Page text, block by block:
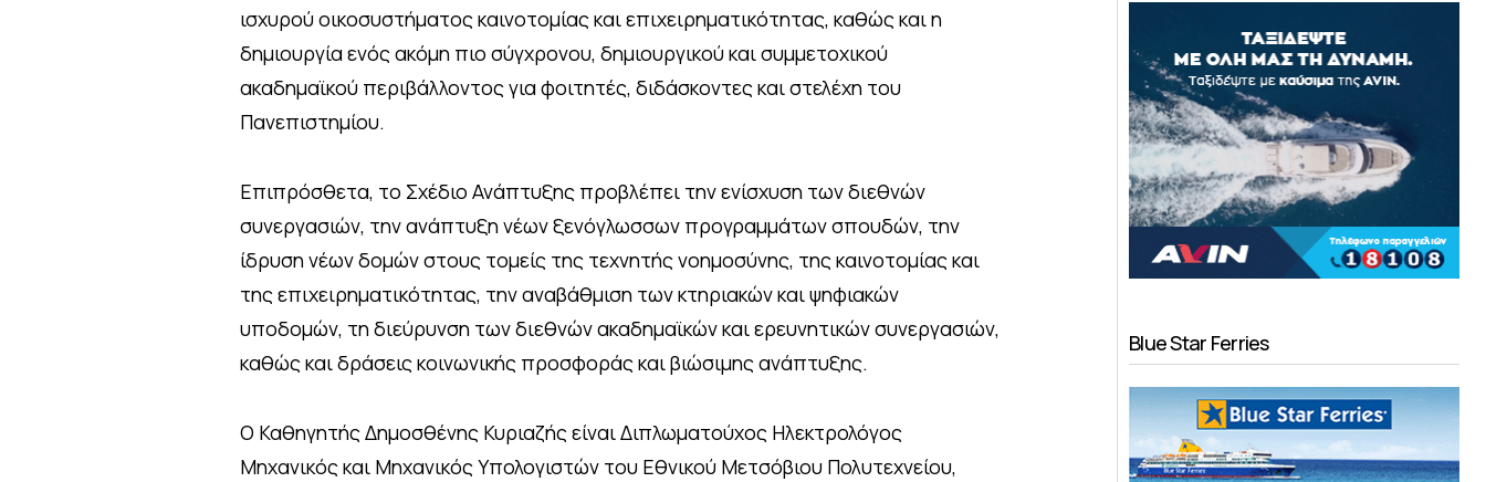
ισχυρού οικοσυστήματος καινοτομίας και επιχειρηματικότητας, καθώς και η
δημιουργία ενός ακόμη πιο σύγχρονου, δημιουργικού και συμμετοχικού
ακαδημαϊκού περιβάλλοντος για φοιτητές, διδάσκοντες και στελέχη του
Πανεπιστημίου.
Επιπρόσθετα, το Σχέδιο Ανάπτυξης προβλέπει την ενίσχυση των διεθνών
συνεργασιών, την ανάπτυξη νέων ξενόγλωσσων προγραμμάτων σπουδών, την
ίδρυση νέων δομών στους τομείς της τεχνητής νοημοσύνης, της καινοτομίας και
της επιχειρηματικότητας, την αναβάθμιση των κτηριακών και ψηφιακών
υποδομών, τη διεύρυνση των διεθνών ακαδημαϊκών και ερευνητικών συνεργασιών,
καθώς και δράσεις κοινωνικής προσφοράς και βιώσιμης ανάπτυξης.
Ο Καθηγητής Δημοσθένης Κυριαζής είναι Διπλωματούχος Ηλεκτρολόγος
Μηχανικός και Μηχανικός Υπολογιστών του Εθνικού Μετσόβιου Πολυτεχνείου,
Blue Star Ferries